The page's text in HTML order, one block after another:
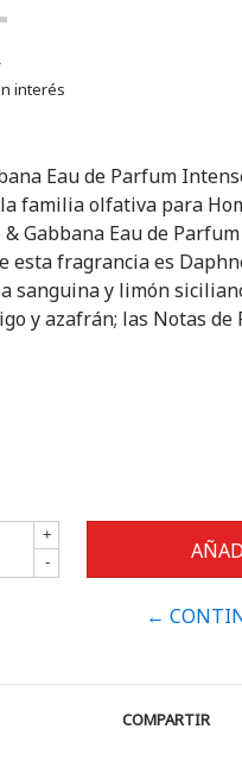
interés
Eau de Parfum
familia olfativa para
& Gabbana Eau de
esta fragrancia es
sanguina y limón
y azafrán; las Notas de
+
-
←
COMPARTIR